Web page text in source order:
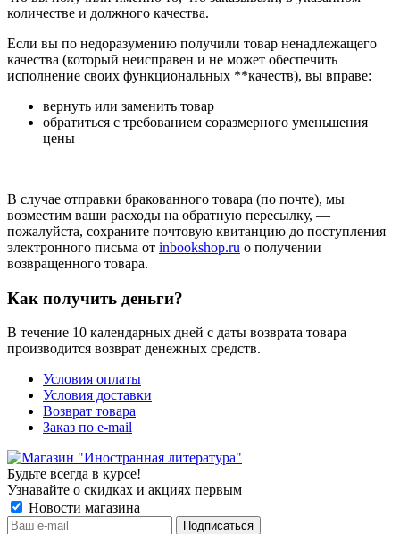
количестве и должного качества.
Если вы по недоразумению получили товар ненадлежащего
качества (который неисправен и не может обеспечить
исполнение своих функциональных **качеств), вы вправе:
вернуть или заменить товар
обратиться с требованием соразмерного уменьшения
цены
В случае отправки бракованного товара (по почте), мы
возместим ваши расходы на обратную пересылку, —
пожалуйста, сохраните почтовую квитанцию до поступления
электронного письма от inbookshop.ru о получении
возвращенного товара.
Как получить деньги?
В течение 10 календарных дней с даты возврата товара
производится возврат денежных средств.
Условия оплаты
Условия доставки
Возврат товара
Заказ по e-mail
Будьте всегда в курсе!
Узнавайте о скидках и акциях первым
Новости магазина